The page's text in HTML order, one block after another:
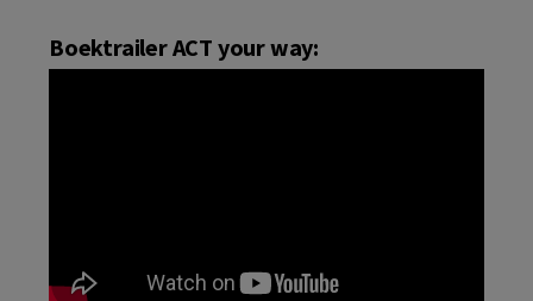
Boektrailer ACT your way: